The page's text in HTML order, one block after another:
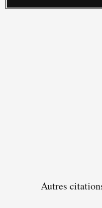
Autres